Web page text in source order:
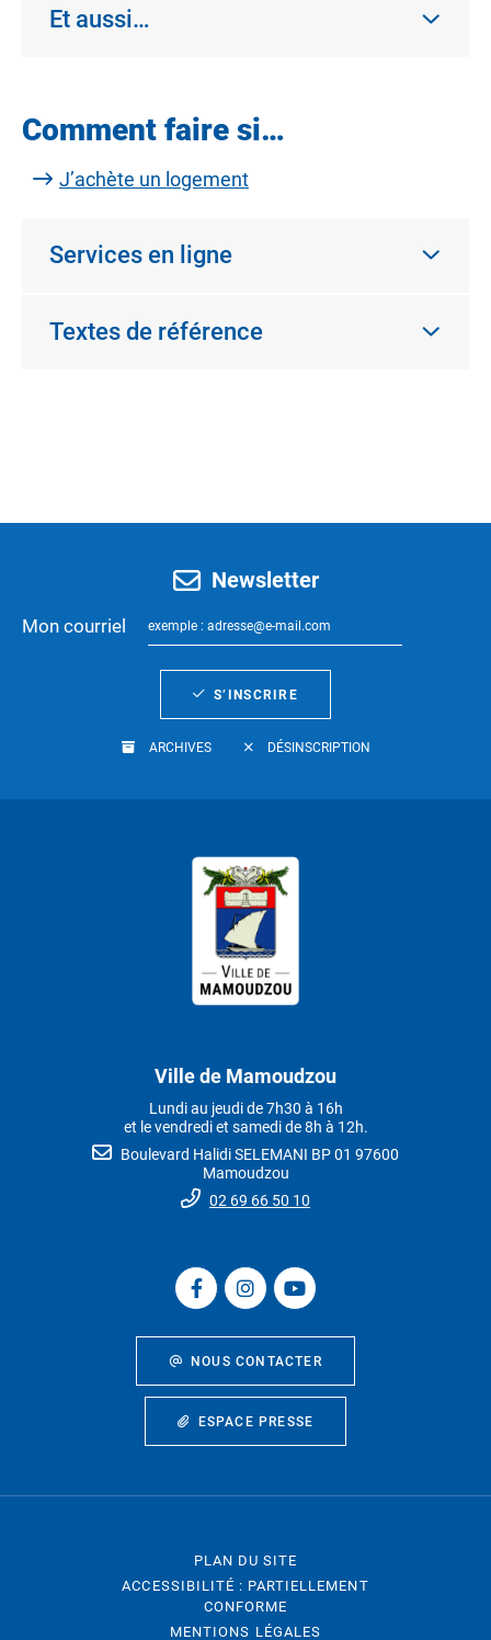
Et aussi…
Comment faire si…
J’achète un logement
Services en ligne
Textes de référence
Newsletter
Mon courriel
S’INSCRIRE
ARCHIVES DÉSINSCRIPTION
Ville de Mamoudzou
Lundi au jeudi de 7h30 à 16h
et le vendredi et samedi de 8h à 12h.
Boulevard Halidi SELEMANI BP 01 97600
Mamoudzou
02 69 66 50 10
NOUS CONTACTER
ESPACE PRESSE
PLAN DU SITE
ACCESSIBILITÉ : PARTIELLEMENT
CONFORME
MENTIONS LÉGALES